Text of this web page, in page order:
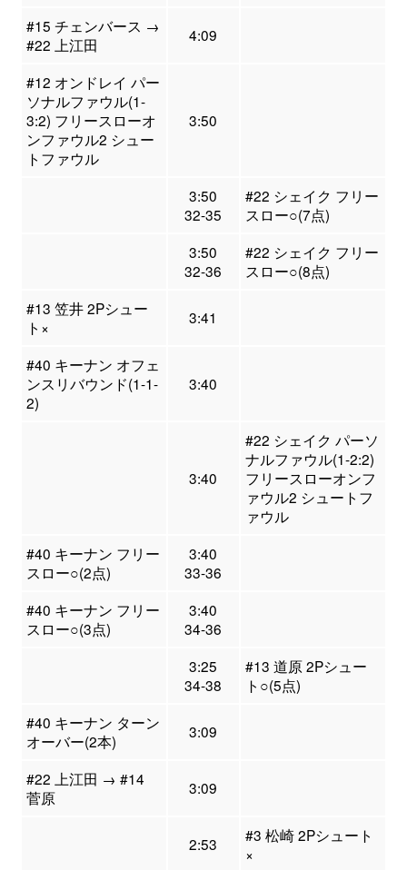
#15 チェンバース →
#22 上江田
4:09
#12 オンドレイ パー
ソナルファウル(1-
3:2) フリースローオ
ンファウル2 シュー
トファウル
3:50
3:50
32-35
#22 シェイク フリー
スロー○(7点)
3:50
32-36
#22 シェイク フリー
スロー○(8点)
#13 笠井 2Pシュー
ト×
3:41
#40 キーナン オフェ
ンスリバウンド(1-1-
2)
3:40
3:40
#22 シェイク パーソ
ナルファウル(1-2:2)
フリースローオンフ
ァウル2 シュートフ
ァウル
#40 キーナン フリー
スロー○(2点)
3:40
33-36
#40 キーナン フリー
スロー○(3点)
3:40
34-36
3:25
34-38
#13 道原 2Pシュー
ト○(5点)
#40 キーナン ターン
オーバー(2本)
3:09
#22 上江田 → #14
菅原
3:09
2:53
#3 松崎 2Pシュート
×